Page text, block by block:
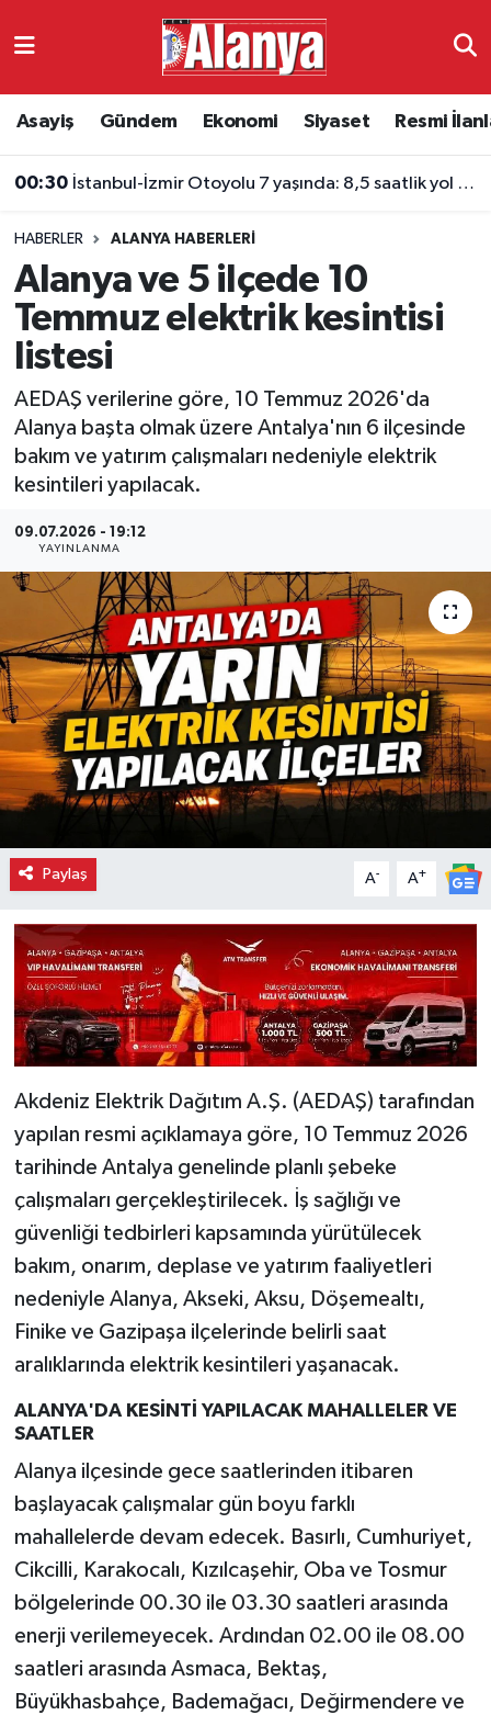
Asayiş Gündem Ekonomi Siyaset Resmi
00:30 İstanbul-İzmir Otoyolu 7 yaşında: 8,5 saatlik yol 3,5 saate indi
HABERLER ALANYA HABERLERI
Alanya ve 5 ilçede 10
Temmuz elektrik kesintisi
listesi
AEDAŞ verilerine göre, 10 Temmuz 2026'da
Alanya başta olmak üzere Antalya'nın 6 ilçesinde
bakım ve yatırım çalışmaları nedeniyle elektrik
kesintileri yapılacak.
09.07.2026 - 19:12
YAYINLANMA
Paylaş A- A+
Akdeniz Elektrik Dağıtım A.Ş. (AEDAŞ) tarafından
yapılan resmi açıklamaya göre, 10 Temmuz 2026
tarihinde Antalya genelinde planlı şebeke
çalışmaları gerçekleştirilecek. İş sağlığı ve
güvenliği tedbirleri kapsamında yürütülecek
bakım, onarım, deplase ve yatırım faaliyetleri
nedeniyle Alanya, Akseki, Aksu, Döşemealtı,
Finike ve Gazipaşa ilçelerinde belirli saat
aralıklarında elektrik kesintileri yaşanacak.
ALANYA'DA KESİNTİ YAPILACAK MAHALLELER VE
SAATLER
Alanya ilçesinde gece saatlerinden itibaren
başlayacak çalışmalar gün boyu farklı
mahallelerde devam edecek. Basırlı, Cumhuriyet,
Cikcilli, Karakocalı, Kızılcaşehir, Oba ve Tosmur
bölgelerinde 00.30 ile 03.30 saatleri arasında
enerji verilemeyecek. Ardından 02.00 ile 08.00
saatleri arasında Asmaca, Bektaş,
Büyükhasbahçe, Bademağacı, Değirmendere ve
Ekonomi
Resmi İlanlar
Alanyaspor
Turizm
E-Gazete
Antalya Namaz Vakitleri
Süper Lig Puan Durumu ve Fikstür
Tüm Manşetler
Son Dakika Haberleri
Haber Arşivi